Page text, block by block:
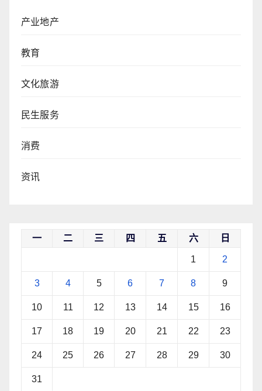
产业地产
教育
文化旅游
民生服务
消费
资讯
一 二 三 四 五 六 日
1 2
3 4 5 6 7 8 9
10 11 12 13 14 15 16
17 18 19 20 21 22 23
24 25 26 27 28 29 30
31